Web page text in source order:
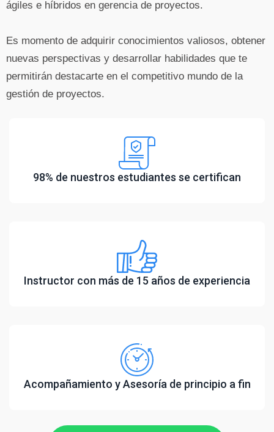
ágiles e híbridos en gerencia de proyectos.
Es momento de adquirir conocimientos valiosos, obtener
nuevas perspectivas y desarrollar habilidades que te
permitirán destacarte en el competitivo mundo de la
gestión de proyectos.
98% de nuestros estudiantes se certifican
Instructor con más de 15 años de experiencia
Acompañamiento y Asesoría de principio a fin